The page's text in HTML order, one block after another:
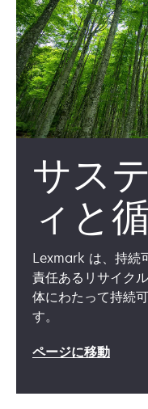
サス
ィと
Lexmark は、持続
責任あるリサイク
体にわたって持続
す。
ページに移動